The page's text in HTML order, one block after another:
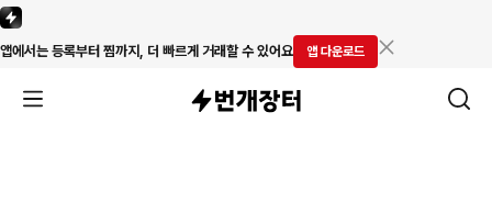
앱에서는 등록부터 찜까지, 더 빠르게 거래할 수 있어요 앱 다운로드